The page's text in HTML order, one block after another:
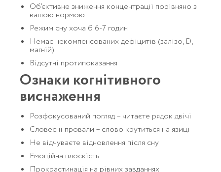
Об’єктивне зниження концентрації порівняно з
вашою нормою
Режим сну хоча б 6-7 годин
Немає некомпенсованих дефіцитів (залізо, D,
магній)
Відсутні протипоказання
Ознаки когнітивного
виснаження
Розфокусований погляд – читаєте рядок двічі
Словесні провали – слово крутиться на язиці
Не відчуваєте відновлення після сну
Емоційна плоскість
Прокрастинація на рівних завданнях